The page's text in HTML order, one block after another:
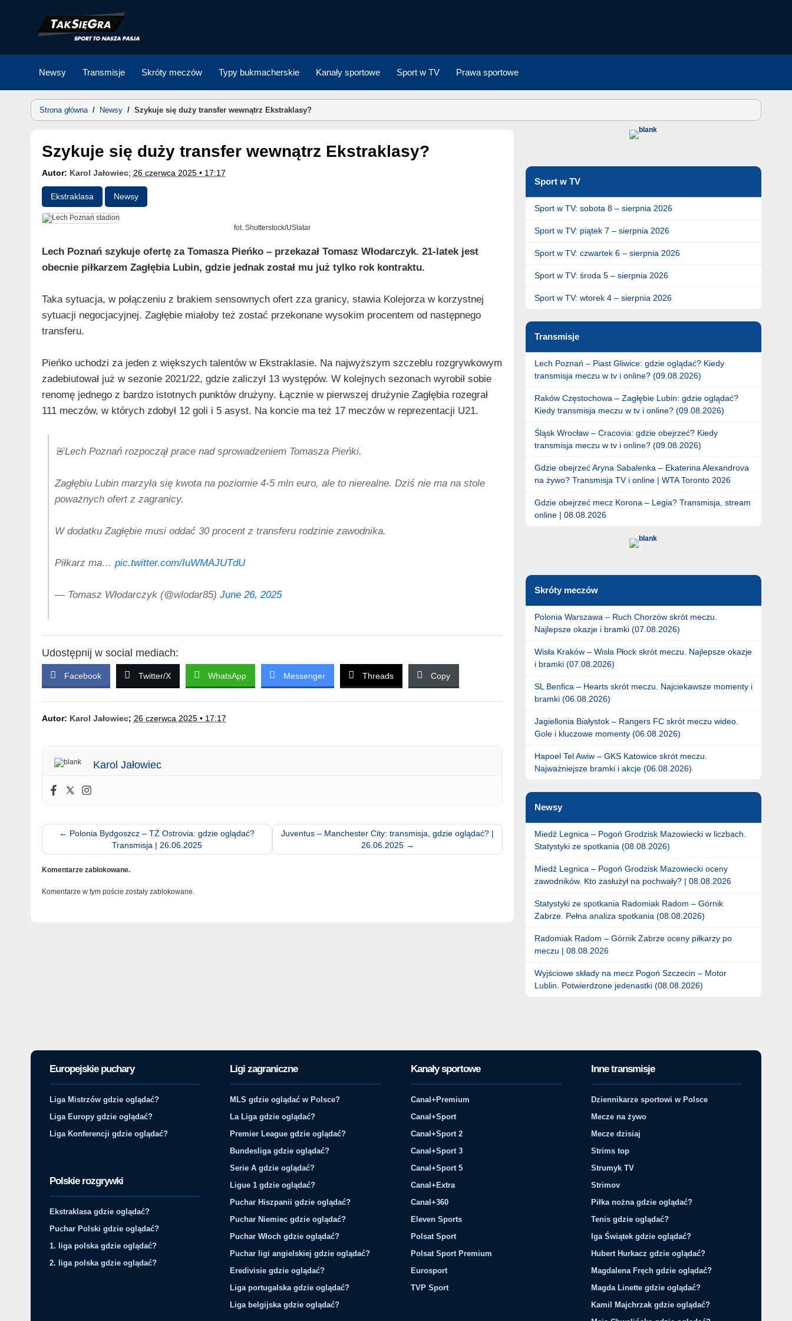
Newsy Transmisje Skróty meczów Typy bukmacherskie Kanały sportowe Sport w TV Prawa sportowe
Strona główna/ Newsy / Szykuje się duży transfer wewnątrz Ekstraklasy?
Szykuje się duży transfer wewnątrz Ekstraklasy?
Autor: Karol Jałowiec; 26 czerwca 2025 • 17:17
Ekstraklasa Newsy
fot. Shutterstock/USlatar
Lech Poznań szykuje ofertę za Tomasza Pieńko – przekazał Tomasz Włodarczyk. 21-latek jest
obecnie piłkarzem Zagłębia Lubin, gdzie jednak został mu już tylko rok kontraktu.
Taka sytuacja, w połączeniu z brakiem sensownych ofert zza granicy, stawia Kolejorza w korzystnej
sytuacji negocjacyjnej. Zagłębie miałoby też zostać przekonane wysokim procentem od następnego
transferu.
Pieńko uchodzi za jeden z większych talentów w Ekstraklasie. Na najwyższym szczeblu rozgrywkowym
zadebiutował już w sezonie 2021/22, gdzie zaliczył 13 występów. W kolejnych sezonach wyrobił sobie
renomę jednego z bardzo istotnych punktów drużyny. Łącznie w pierwszej drużynie Zagłębia rozegrał
111 meczów, w których zdobył 12 goli i 5 asyst. Na koncie ma też 17 meczów w reprezentacji U21.
🚨Lech Poznań rozpoczął prace nad sprowadzeniem Tomasza Pieńki.
Zagłębiu Lubin marzyła się kwota na poziomie 4-5 mln euro, ale to nierealne. Dziś nie ma na stole
poważnych ofert z zagranicy.
W dodatku Zagłębie musi oddać 30 procent z transferu rodzinie zawodnika.
Piłkarz ma… pic.twitter.com/IuWMAJUTdU
— Tomasz Włodarczyk (@wlodar85) June 26, 2025
Udostępnij w social mediach:
Facebook Twitter/X WhatsApp Messenger Threads Copy
Autor: Karol Jałowiec; 26 czerwca 2025 • 17:17
Karol Jałowiec
← Polonia Bydgoszcz – TŻ Ostrovia: gdzie oglądać?
Transmisja | 26.06.2025
Juventus – Manchester City: transmisja, gdzie oglądać? |
26.06.2025 →
Komentarze zablokowane.
Komentarze w tym poście zostały zablokowane.
Sport w TV
Sport w TV: sobota 8 – sierpnia 2026
Sport w TV: piątek 7 – sierpnia 2026
Sport w TV: czwartek 6 – sierpnia 2026
Sport w TV: środa 5 – sierpnia 2026
Sport w TV: wtorek 4 – sierpnia 2026
Transmisje
Lech Poznań – Piast Gliwice: gdzie oglądać? Kiedy
transmisja meczu w tv i online? (09.08.2026)
Raków Częstochowa – Zagłębie Lubin: gdzie oglądać?
Kiedy transmisja meczu w tv i online? (09.08.2026)
Śląsk Wrocław – Cracovia: gdzie obejrzeć? Kiedy
transmisja meczu w tv i online? (09.08.2026)
Gdzie obejrzeć Aryna Sabalenka – Ekaterina Alexandrova
na żywo? Transmisja TV i online | WTA Toronto 2026
Gdzie obejrzeć mecz Korona – Legia? Transmisja, stream
online | 08.08.2026
Skróty meczów
Polonia Warszawa – Ruch Chorzów skrót meczu.
Najlepsze okazje i bramki (07.08.2026)
Wisła Kraków – Wisła Płock skrót meczu. Najlepsze okazje
i bramki (07.08.2026)
SL Benfica – Hearts skrót meczu. Najciekawsze momenty i
bramki (06.08.2026)
Jagiellonia Białystok – Rangers FC skrót meczu wideo.
Gole i kluczowe momenty (06.08.2026)
Hapoel Tel Awiw – GKS Katowice skrót meczu.
Najważniejsze bramki i akcje (06.08.2026)
Newsy
Miedź Legnica – Pogoń Grodzisk Mazowiecki w liczbach.
Statystyki ze spotkania (08.08.2026)
Miedź Legnica – Pogoń Grodzisk Mazowiecki oceny
zawodników. Kto zasłużył na pochwały? | 08.08.2026
Statystyki ze spotkania Radomiak Radom – Górnik
Zabrze. Pełna analiza spotkania (08.08.2026)
Radomiak Radom – Górnik Zabrze oceny piłkarzy po
meczu | 08.08.2026
Wyjściowe składy na mecz Pogoń Szczecin – Motor
Lublin. Potwierdzone jedenastki (08.08.2026)
Europejskie puchary
Liga Mistrzów gdzie oglądać?
Liga Europy gdzie oglądać?
Liga Konferencji gdzie oglądać?
Polskie rozgrywki
Ekstraklasa gdzie oglądać?
Puchar Polski gdzie oglądać?
1. liga polska gdzie oglądać?
2. liga polska gdzie oglądać?
Ligi zagraniczne
MLS gdzie oglądać w Polsce?
La Liga gdzie oglądać?
Premier League gdzie oglądać?
Bundesliga gdzie oglądać?
Serie A gdzie oglądać?
Ligue 1 gdzie oglądać?
Puchar Hiszpanii gdzie oglądać?
Puchar Niemiec gdzie oglądać?
Puchar Włoch gdzie oglądać?
Puchar ligi angielskiej gdzie oglądać?
Eredivisie gdzie oglądać?
Liga portugalska gdzie oglądać?
Liga belgijska gdzie oglądać?
Kanały sportowe
Canal+Premium
Canal+Sport
Canal+Sport 2
Canal+Sport 3
Canal+Sport 5
Canal+Extra
Canal+360
Eleven Sports
Polsat Sport
Polsat Sport Premium
Eurosport
TVP Sport
Inne transmisje
Dziennikarze sportowi w Polsce
Mecze na żywo
Mecze dzisiaj
Strims top
Strumyk TV
Strimov
Piłka nożna gdzie oglądać?
Tenis gdzie oglądać?
Iga Świątek gdzie oglądać?
Hubert Hurkacz gdzie oglądać?
Magdalena Fręch gdzie oglądać?
Magda Linette gdzie oglądać?
Kamil Majchrzak gdzie oglądać?